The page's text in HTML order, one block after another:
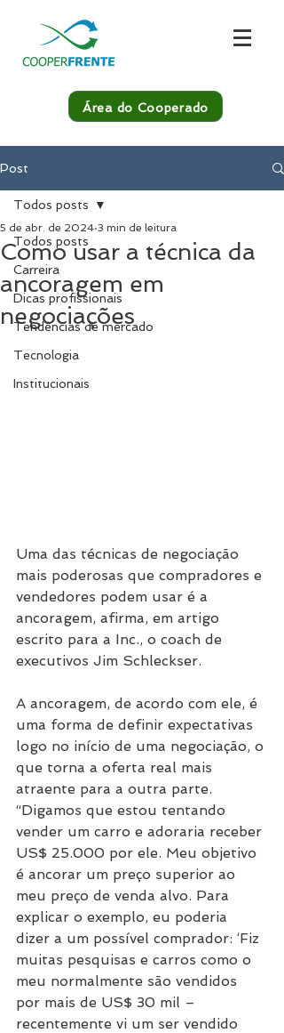
Área do Cooperado
Post
Todos posts
Carreira
Dicas profissionais
Tendências de mercado
Tecnologia
Institucionais
Todos posts
Como usar a técnica da
ancoragem em
negociações
5 de abr. de 2024 3 min de leitura
Uma das técnicas de negociação
mais poderosas que compradores e
vendedores podem usar é a
ancoragem, afirma, em artigo
escrito para a Inc., o coach de
executivos Jim Schleckser.
A ancoragem, de acordo com ele, é
uma forma de definir expectativas
logo no início de uma negociação, o
que torna a oferta real mais
atraente para a outra parte.
“Digamos que estou tentando
vender um carro e adoraria receber
US$ 25.000 por ele. Meu objetivo
é ancorar um preço superior ao
meu preço de venda alvo. Para
explicar o exemplo, eu poderia
dizer a um possível comprador: ‘Fiz
muitas pesquisas e carros como o
meu normalmente são vendidos
por mais de US$ 30 mil –
recentemente vi um ser vendido